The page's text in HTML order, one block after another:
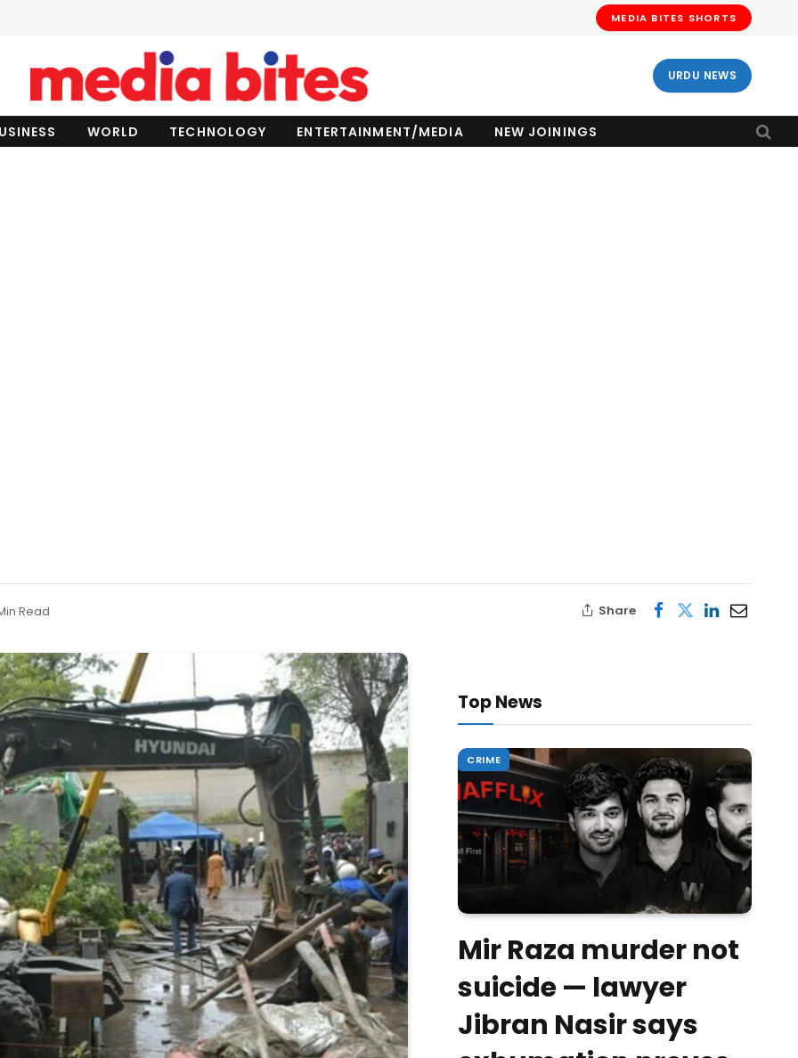
MEDIA BITES SHORTS
URDU NEWS
WORLD TECHNOLOGY ENTERTAINMENT/MEDIA NEW JOININGS
Read Share
Top News
CRIME
Mir Raza murder not
suicide — lawyer
Jibran Nasir says